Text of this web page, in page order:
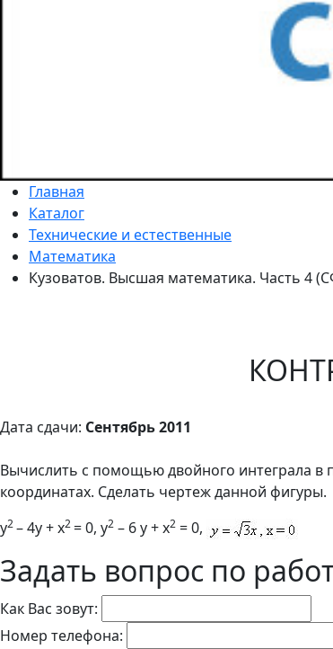
Главная
Каталог
Технические и естественные
Математика
Кузоватов. Высшая математика. Часть 4
Дата сдачи: Сентябрь 2011
Вычислить с помощью двойного интеграла
координатах. Сделать чертеж данной фигуры.
y2– 4y + x2= 0, y2 – 6 y + x2 = 0,
Задать вопрос по
Как Вас зовут:
Номер телефона: